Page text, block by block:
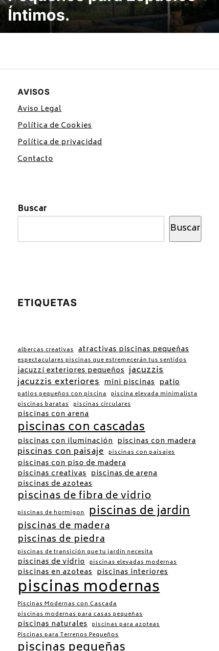
Íntimos.
AVISOS
Aviso Legal
Política de Cookies
Política de privacidad
Contacto
Buscar
Buscar
ETIQUETAS
albercas creativas atractivas piscinas pequeñas
espectaculares piscinas que estremecerán tus sentidos
jacuzzi exteriores pequeños jacuzzis
jacuzzis exteriores mini piscinas patio
patios pequeños con piscina piscina elevada minimalista
piscinas baratas piscinas circulares
piscinas con arena
piscinas con cascadas
piscinas con iluminación piscinas con madera
piscinas con paisaje piscinas con paisajes
piscinas con piso de madera
piscinas creativas piscinas de arena
piscinas de azoteas
piscinas de fibra de vidrio
piscinas de hormigon piscinas de jardin
piscinas de madera
piscinas de piedra
piscinas de transición que tu jardín necesita
piscinas de vidrio piscinas elevadas modernas
piscinas en azoteas piscinas interiores
piscinas modernas
Piscinas Modernas con Cascada
piscinas modernas para casas pequeñas
piscinas naturales piscinas para azoteas
Piscinas para Terrenos Pequeños